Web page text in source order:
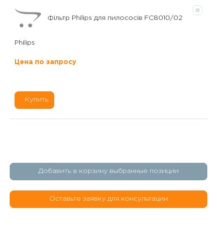
Фільтр Philips для пилососів FC8010/02
Philips
Цена по запросу
Купить
Добавить в корзину выбранные позиции
Оставьте заявку для консультации